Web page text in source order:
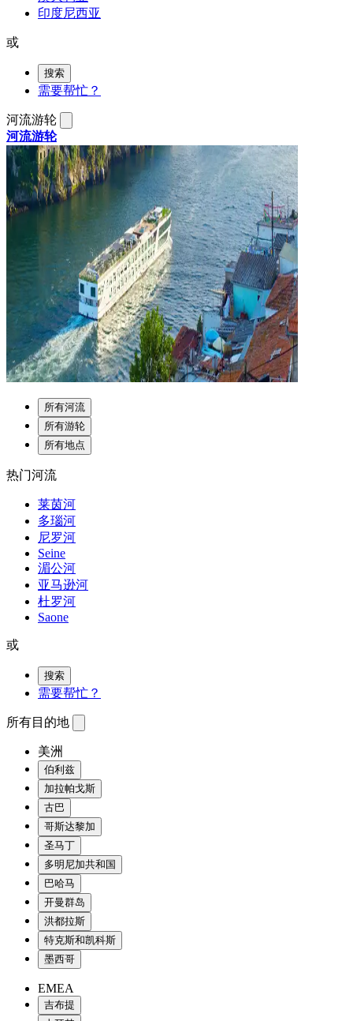
印度尼西亚
或
搜索
需要帮忙？
河流游轮
河流游轮
所有河流
所有游轮
所有地点
热门河流
莱茵河
多瑙河
尼罗河
Seine
湄公河
亚马逊河
杜罗河
Saone
或
搜索
需要帮忙？
所有目的地
美洲
伯利兹
加拉帕戈斯
古巴
哥斯达黎加
圣马丁
多明尼加共和国
巴哈马
开曼群岛
洪都拉斯
特克斯和凯科斯
墨西哥
EMEA
吉布提